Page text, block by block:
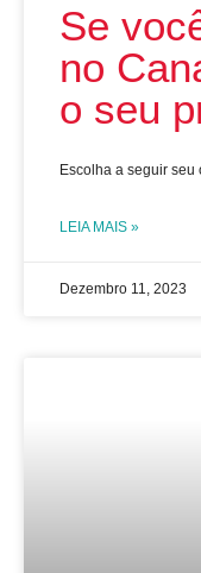
Se
no
o seu
Escolha a seguir
LEIA MAIS »
Dezembro 11, 2023